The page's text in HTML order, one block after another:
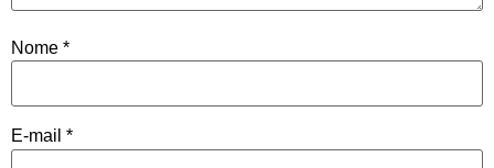
Nome *
E-mail *